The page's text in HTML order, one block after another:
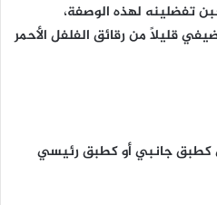
تفضلينه لهذه الوصفة،
قليلًا من رقائق الفلفل الأحمر
كطبق جانبي أو كطبق رئيسي